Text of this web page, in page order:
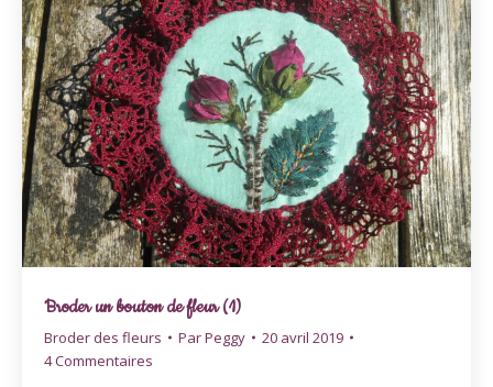
Broder un bouton de fleur (1)
Broder des fleurs ParPeggy
20 avril 2019
4 Commentaires